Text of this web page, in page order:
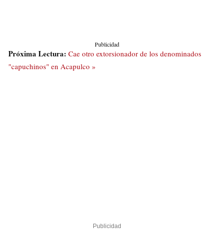
Publicidad
Próxima Lectura: Cae otro extorsionador de los denominados
"capuchinos" en Acapulco »
Publicidad